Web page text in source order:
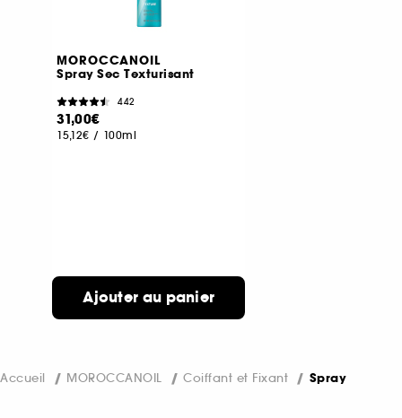
MOROCCANOIL
Spray Sec Texturisant
442
31,00€
15,12€ / 100ml
Ajouter au panier
Accueil MOROCCANOIL Coiffant et Fixant Spray